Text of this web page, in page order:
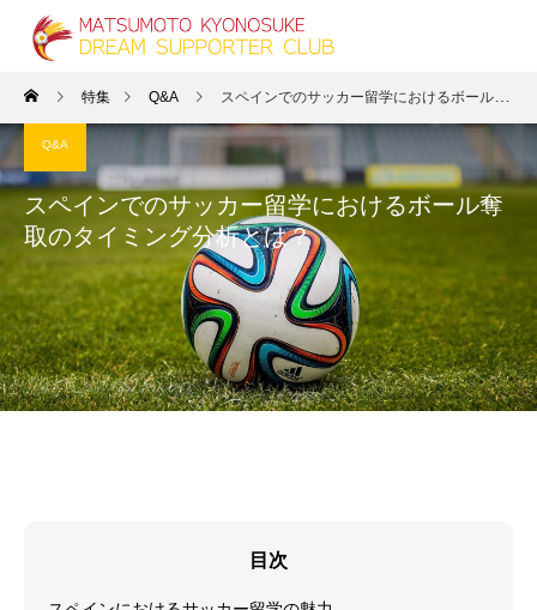
特集 Q&A スペインでのサッカー留学におけるボール奪取のタイミング分析とは？
Q&A
スペインでのサッカー留学におけるボール奪
取のタイミング分析とは？
目次